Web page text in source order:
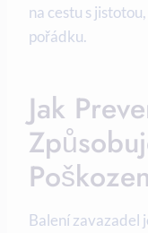
na cestu s
pořádku.
Jak
Balení zavazadel